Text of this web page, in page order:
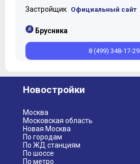
Застройщик Официальный сайт
Брусника
8 (499) 348-17-29
Новостройки
Москва
Московская область
Новая Москва
По городам
По ЖД станциям
По шоссе
По метро